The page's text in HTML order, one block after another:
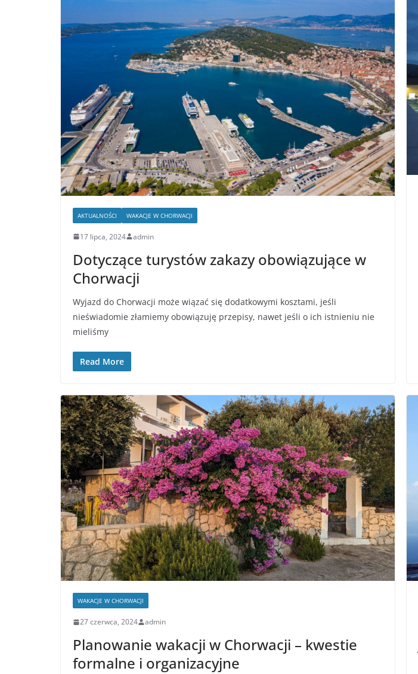
AKTUALNOŚCI WAKACJE W CHORWACJI
17 lipca, 2024 admin
Dotyczące turystów zakazy obowiązujące w
Chorwacji
Wyjazd do Chorwacji może wiązać się dodatkowymi kosztami, jeśli
nieświadomie złamiemy obowiązuję przepisy, nawet jeśli o ich istnieniu nie
mieliśmy
Read More
WAKACJE W CHORWACJI
27 czerwca, 2024 admin
Planowanie wakacji w Chorwacji – kwestie
formalne i organizacyjne